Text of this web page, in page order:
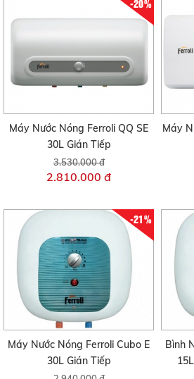
Máy Nước Nóng Ferroli QQ SE
30L Gián Tiếp
3.530.000 đ
2.810.000 đ
Máy
-21%
Máy Nước Nóng Ferroli Cubo E
30L Gián Tiếp
Bình